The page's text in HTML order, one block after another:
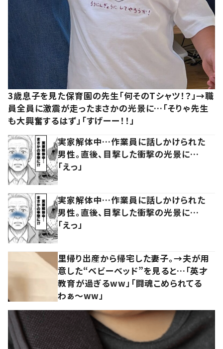
3歳息子を見た保育園の先生「何そのTシャツ！？」→職
員全員に激震が走ったまさかの光景に…「そりゃ先生
も大興奮するはず」「すげーー！！」
実家解体中…作業員に話しかけられた
男性。直後、目撃した衝撃の光景に…
「えっ」
実家解体中…作業員に話しかけられた
男性。直後、目撃した衝撃の光景に…
「えっ」
里帰り出産から帰宅した妻子。→夫が用
意した“ベビーベッド”を見ると…「英才
教育が過ぎるww」「闘魂こめられてる
わぁ～ww」